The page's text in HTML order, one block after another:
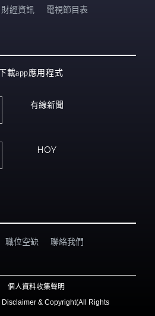
財經資訊 電視節目表
載app應用程式
有線新聞
HOY
職位空缺 聯絡我們
個人資料收集聲明
& Copyright(All Rights